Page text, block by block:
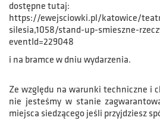
dostępne tutaj:
https://ewejsciowki.pl/katowice/
silesia,1058/stand-up-smieszne-
eventId=229048
i na bramce w dniu wydarzenia.
Ze względu na warunki techniczne i
nie jesteśmy w stanie
miejsca siedzącego jeśli przyjdziesz